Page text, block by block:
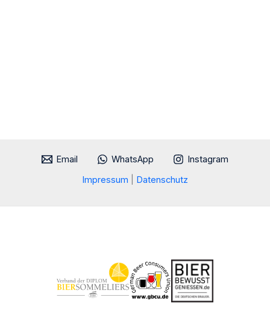
Email WhatsApp
Instagram
Impressum
Datenschutz